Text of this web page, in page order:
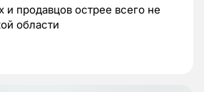
и продавцов острее всего не
области